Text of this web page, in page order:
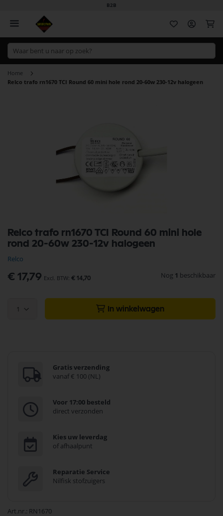
B2B
Home
Relco trafo rn1670 TCI Round 60 mini hole rond 20-60w 230-12v halogeen
Relco trafo rn1670 TCI Round 60 mini hole
rond 20-60w 230-12v halogeen
Relco
€ 17,79 € 14,70 Nog 1 beschikbaar
1 In winkelwagen
Gratis verzending
vanaf € 100 (NL)
Voor 17:00 besteld
direct verzonden
Kies uw leverdag
of afhaalpunt
Reparatie Service
Nilfisk stofzuigers
Art.nr. RN1670
naar
het
van
de
afbeeldingen-